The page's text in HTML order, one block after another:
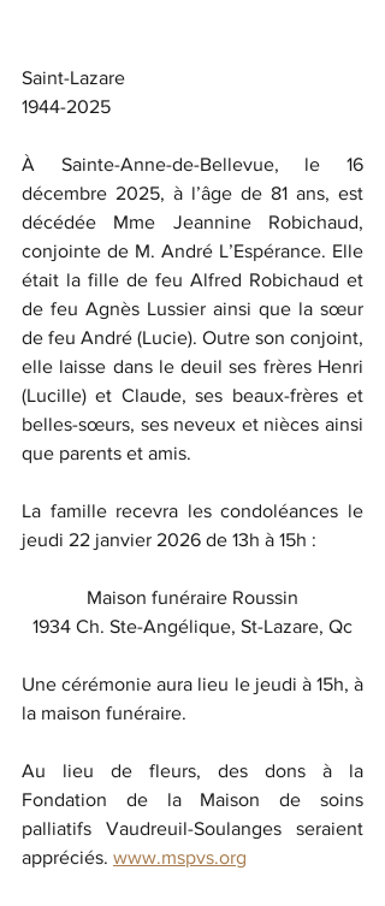
Saint-Lazare
1944-2025
À Sainte-Anne-de-Bellevue, le 16
décembre 2025, à l’âge de 81 ans, est
décédée Mme Jeannine Robichaud,
conjointe de M. André L’Espérance. Elle
était la fille de feu Alfred Robichaud et
de feu Agnès Lussier ainsi que la sœur
de feu André (Lucie). Outre son conjoint,
elle laisse dans le deuil ses frères Henri
(Lucille) et Claude, ses beaux-frères et
belles-sœurs, ses neveux et nièces ainsi
que parents et amis.
La famille recevra les condoléances le
jeudi 22 janvier 2026 de 13h à 15h :
Maison funéraire Roussin
1934 Ch. Ste-Angélique, St-Lazare, Qc
Une cérémonie aura lieu le jeudi à 15h, à
la maison funéraire.
Au lieu de fleurs, des dons à la
Fondation de la Maison de soins
palliatifs Vaudreuil-Soulanges seraient
appréciés. www.mspvs.org